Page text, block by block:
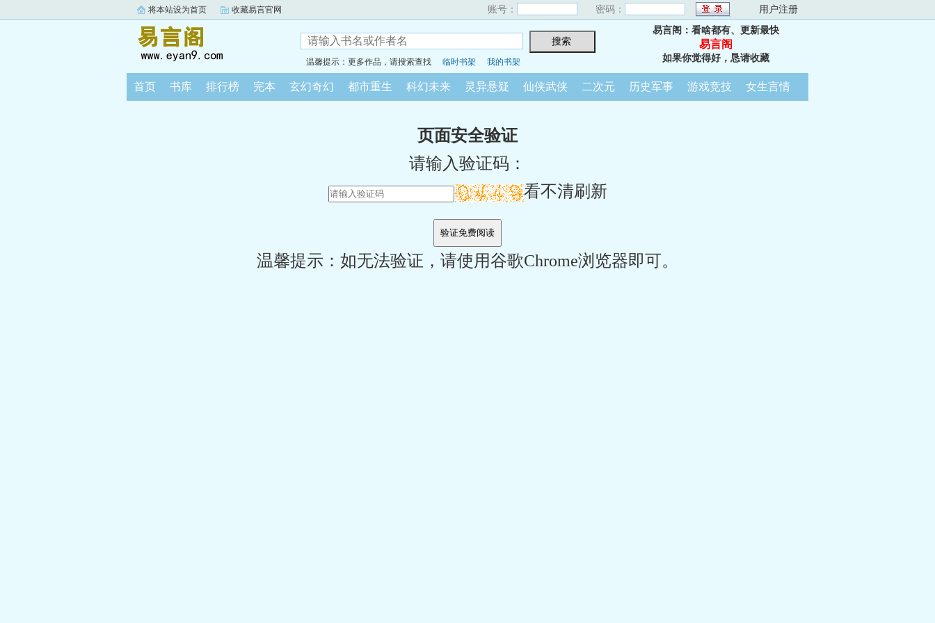
将本站设为首页 收藏易言官网 账号： 密码： 用户注册
温馨提示：更多作品，请搜索查找 临时书架 我的书架
易言阁：看啥都有、更新最快
易言阁
如果你觉得好，恳请收藏
首页 书库 排行榜 完本 玄幻奇幻 都市重生 科幻未来 灵异悬疑 仙侠武侠 二次元 历史军事 游戏竞技 女生言情
页面安全验证
请输入验证码：
看不清刷新
温馨提示：如无法验证，请使用谷歌Chrome浏览器即可。